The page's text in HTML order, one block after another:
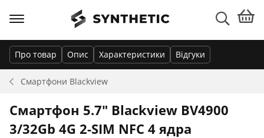
Смартфони Blackview
Про товар Опис Характеристики Відгуки
Смартфон 5.7" Blackview BV4900
3/32Gb 4G 2-SIM NFC 4 ядра